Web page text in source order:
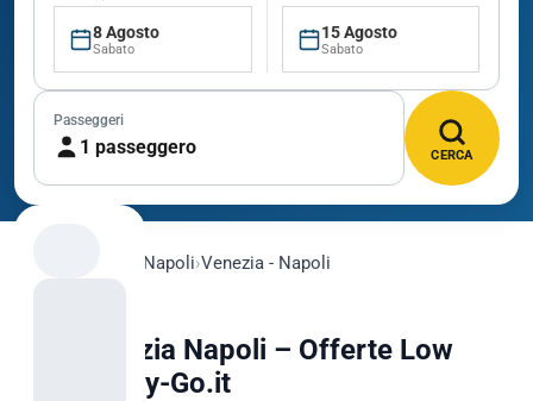
8 Agosto
Sabato
15 Agosto
Sabato
Passeggeri
1 passeggero CERCA
Napoli›Venezia - Napoli
Voli Venezia Napoli – Offerte Low
Cost su Fly-Go.it